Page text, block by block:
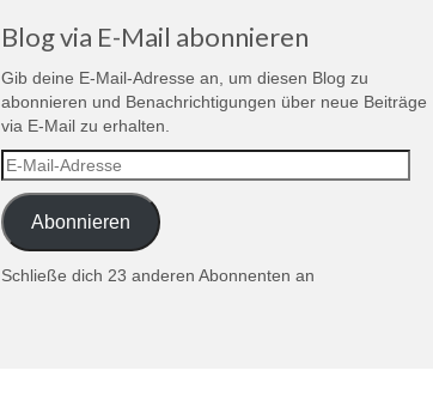
Blog via E-Mail abonnieren
Gib deine E-Mail-Adresse an, um diesen Blog zu
abonnieren und Benachrichtigungen über neue Beiträge
via E-Mail zu erhalten.
E-
Mail-
Adresse
Abonnieren
Schließe dich 23 anderen Abonnenten an